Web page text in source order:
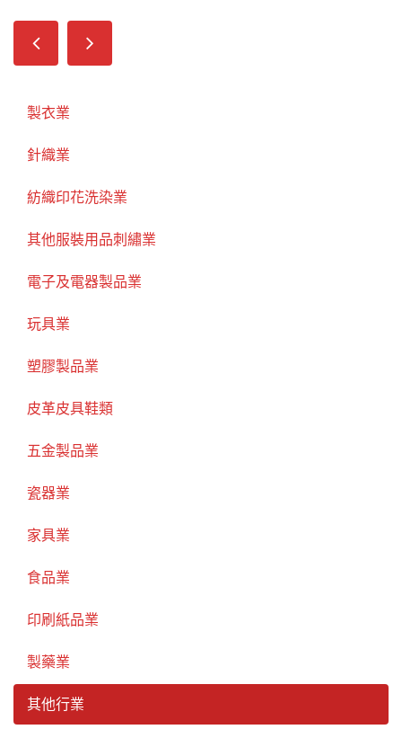
製衣業
針織業
紡織印花洗染業
其他服裝用品刺繡業
電子及電器製品業
玩具業
塑膠製品業
皮革皮具鞋類
五金製品業
瓷器業
家具業
食品業
印刷紙品業
製藥業
其他行業